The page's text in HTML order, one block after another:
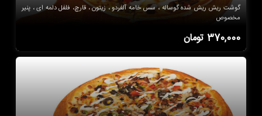
گوشت ریش ریش شده گوساله ، سس خامه آلفردو ، زیتون ، قارچ، فلفل دلمه ای ، پنیر
مخصوص
370,000 تومان